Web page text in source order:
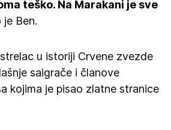
teško. Na Marakani je sve
je Ben.
u istoriji Crvene zvezde
saigrače i članove
kojima je pisao zlatne stranice